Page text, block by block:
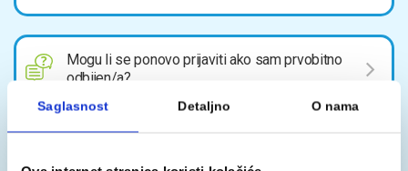
Mogu li se ponovo prijaviti ako sam prvobitno
odbijen/a?